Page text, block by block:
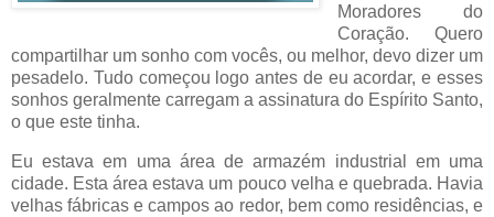
Moradores do
Coração. Quero
compartilhar um sonho com vocês, ou melhor, devo dizer um
pesadelo. Tudo começou logo antes de eu acordar, e esses
sonhos geralmente carregam a assinatura do Espírito Santo,
o que este tinha.
Eu estava em uma área de armazém industrial em uma
cidade. Esta área estava um pouco velha e quebrada. Havia
velhas fábricas e campos ao redor, bem como residências, e